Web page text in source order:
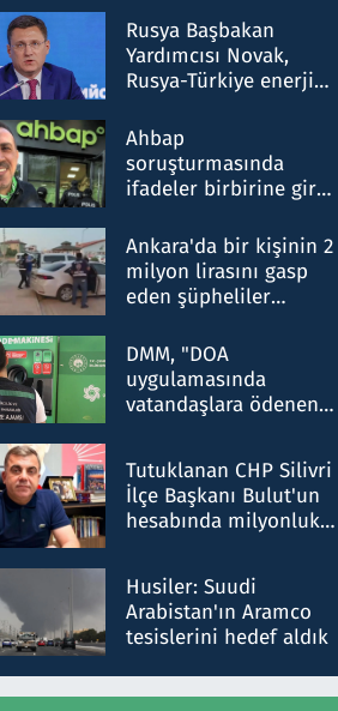
Rusya Başbakan
Yardımcısı Novak,
Rusya-Türkiye enerji
nitelikte olduğunu
belirtti
Ahbap
soruşturmasında
ifadeler birbirine girdi:
ifadelerinden ortaya
çıkan tablo şok etti
Ankara'da bir kişinin 2
milyon lirasını gasp
eden şüpheliler
DMM, "DOA
uygulamasında
vatandaşlara ödenen
düşürüldüğü" iddiasını
yalanladı
Tutuklanan CHP Silivri
İlçe Başkanı Bulut'un
hesabında milyonluk
talimat verdi, ben
gönderdim
Husiler: Suudi
Arabistan'ın Aramco
tesislerini hedef aldık